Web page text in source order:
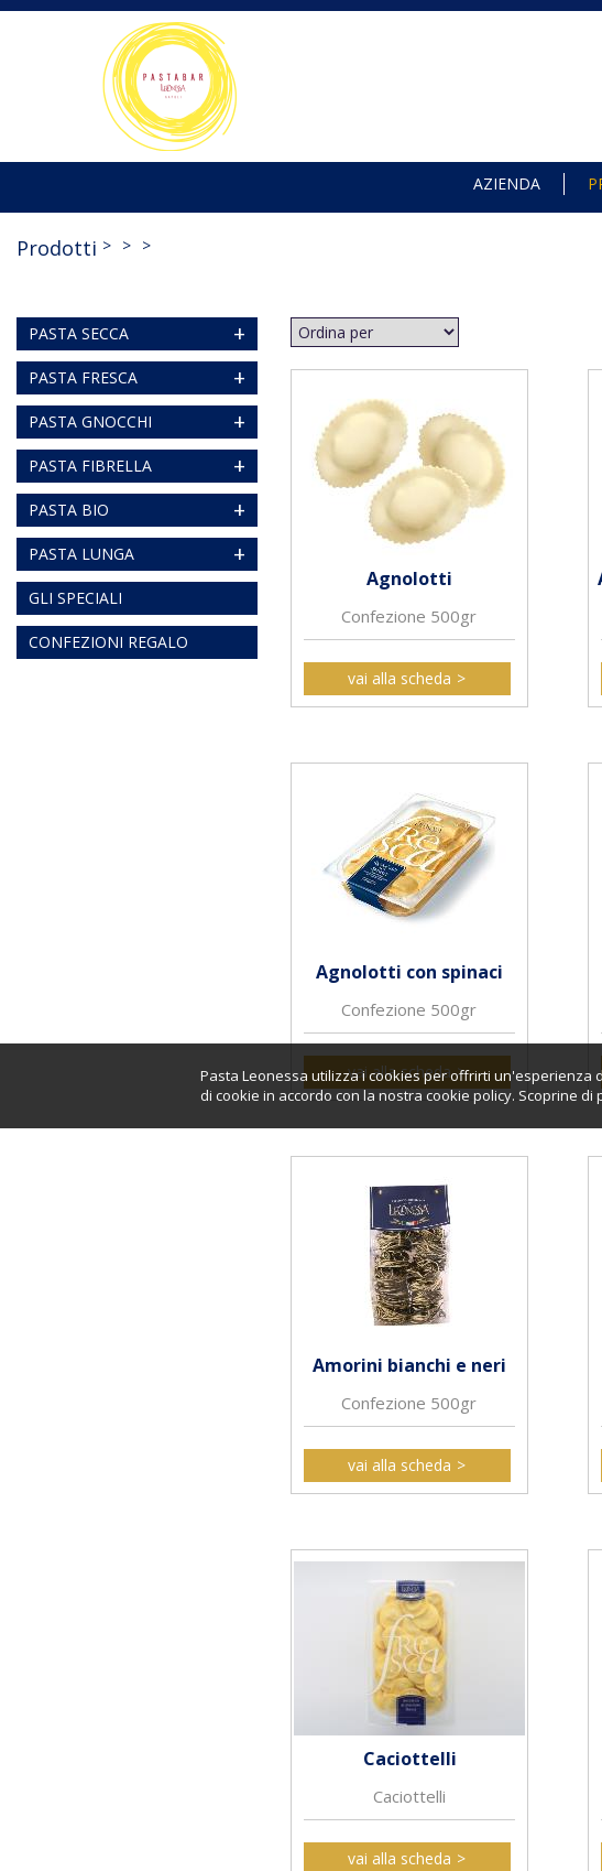
Pasta Leonessa utilizza i cookies per offrirti un'esperienza
di cookie in accordo con la nostra cookie policy. Scoprine di
AZIENDA
Prodotti
PASTA SECCA +
PASTA FRESCA +
PASTA GNOCCHI +
PASTA FIBRELLA +
PASTA BIO +
PASTA LUNGA +
GLI SPECIALI
CONFEZIONI REGALO
Agnolotti
Confezione 500gr
vai alla scheda
Agnolotti con spinaci
Confezione 500gr
vai alla scheda
Amorini bianchi e neri
Confezione 500gr
vai alla scheda
Caciottelli
Caciottelli
vai alla scheda